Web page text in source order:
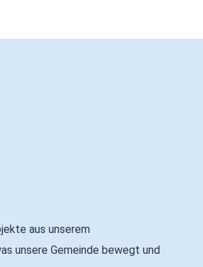
aus unserem
unsere Gemeinde bewegt und